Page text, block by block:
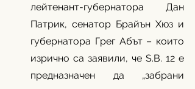
лейтенант-губернатора Дан
Патрик, сенатор Брайън Хюз и
губернатора Грег Абът – които
изрично са заявили, че S.B. 12 е
предназначен да „забрани